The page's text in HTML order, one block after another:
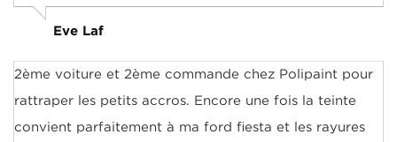
Eve Laf
2ème voiture et 2ème commande chez Polipaint pour
rattraper les petits accros. Encore une fois la teinte
convient parfaitement à ma ford fiesta et les rayures